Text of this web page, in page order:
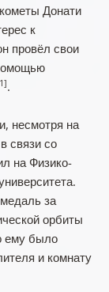
Донати
к
провёл свои
.
несмотря на
связи со
на Физико-
за
орбиты
ему было
и комнату